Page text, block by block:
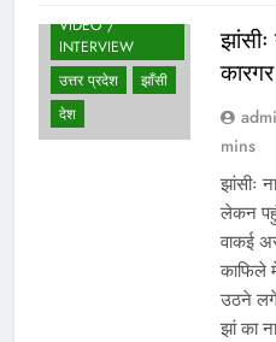
VIDEO /
INTERVIEW
उत्तर प्रदेश
झाँसी
देश
mins
झांसीः
लेकन
वाकई
काफिले
उठने
झां का